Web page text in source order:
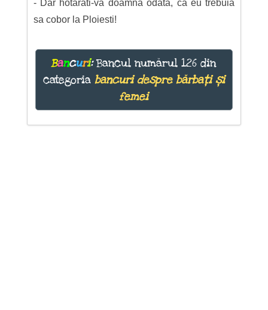
- Dar hotarati-va doamna odata, ca eu trebuia
sa cobor la Ploiesti!
Bancuri:Bancul numărul 126 din
categoria bancuri despre bărbați și
femei